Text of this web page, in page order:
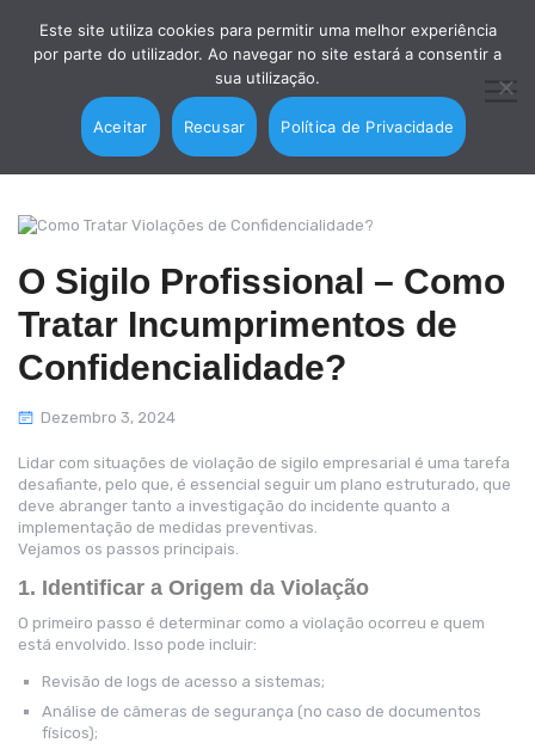
O Sigilo Profissional – Como
Tratar Incumprimentos de
Confidencialidade?
Dezembro 3, 2024
Lidar com situações de violação de sigilo empresarial é uma tarefa
desafiante, pelo que, é essencial seguir um plano estruturado, que
deve abranger tanto a investigação do incidente quanto a
implementação de medidas preventivas.
Vejamos os passos principais.
1. Identificar a Origem da Violação
O primeiro passo é determinar como a violação ocorreu e quem
está envolvido. Isso pode incluir:
Revisão de logs de acesso a sistemas;
Análise de câmeras de segurança (no caso de documentos
físicos);
Este site utiliza cookies para permitir uma melhor experiência
por parte do utilizador. Ao navegar no site estará a consentir a
sua utilização.
Aceitar Recusar Política de Privacidade